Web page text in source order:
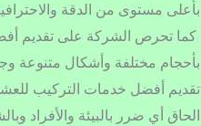
بأعلى مستوى من الدقة
كما تحرص الشركة على تقديم
بأحجام مختلفة وأشكال متنوعة
تقديم أفضل خدمات التركيب
الحاق أي ضرر بالبيئة والأفراد